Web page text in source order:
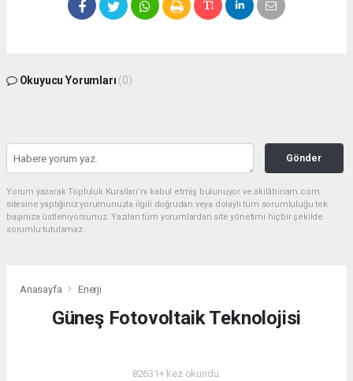
Okuyucu Yorumları (0)
Gönder
Yorum yazarak Topluluk Kuralları’nı kabul etmiş bulunuyor ve akillibinam.com
sitesine yaptığınız yorumunuzla ilgili doğrudan veya dolaylı tüm sorumluluğu tek
başınıza üstleniyorsunuz. Yazılan tüm yorumlardan site yönetimi hiçbir şekilde
sorumlu tutulamaz.
Anasayfa Enerji
Güneş Fotovoltaik Teknolojisi
82631+ kez okundu.